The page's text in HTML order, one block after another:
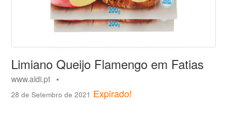
Limiano Queijo Flamengo em Fatias
www.aldi.pt •
28 de Setembro de 2021 Expirado!